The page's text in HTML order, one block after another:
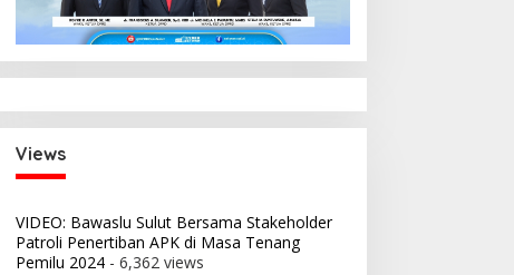
Views
VIDEO: Bawaslu Sulut Bersama Stakeholder
Patroli Penertiban APK di Masa Tenang
Pemilu 2024- 6,362 views